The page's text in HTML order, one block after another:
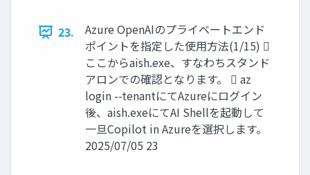
23.
Azure OpenAIのプライベートエンド
ポイントを指定した使用方法(1/15) 
ここからaish.exe、すなわちスタンド
アロンでの確認となります。  az
login --tenantにてAzureにログイン
後、aish.exeにてAI Shellを起動して
一旦Copilot in Azureを選択します。
2025/07/05 23